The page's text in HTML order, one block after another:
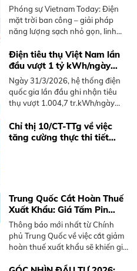
Phóng sự Vietnam Today: Điện
mặt trời ban công – giải pháp
năng lượng sạch nhỏ gọn, linh
cư tại Việt Nam, không cần mái
nhà rộng.
Điện tiêu thụ Việt Nam lần
đầu vượt 1 tỷ kWh/ngày
năm 2026
Ngày 31/3/2026, hệ thống điện
quốc gia lần đầu ghi nhận tiêu
thụ vượt 1.004,7 tr.kWh/ngày
Tìm hiểu xu hướng và giải pháp
điện mặt trời mái nhà.
Chỉ thị 10/CT-TTg về việc
tăng cường thực thi tiết
Trung Quốc Cắt Hoàn Thuế
Xuất Khẩu: Giá Tấm Pin
Solar và BESS Sắp Tăng
Mạnh
Thông báo mới nhất từ Chính
phủ Trung Quốc về việc cắt giảm
hoàn thuế xuất khẩu sẽ khiến giá
trữ (BESS) tăng từ 10-15%. Xem